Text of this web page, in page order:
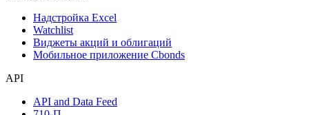
Календарь инвестора
Инструментарий
Надстройка Excel
Мобильное приложение Cbonds